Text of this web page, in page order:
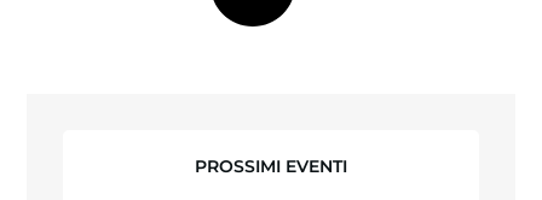
PROSSIMI EVENTI